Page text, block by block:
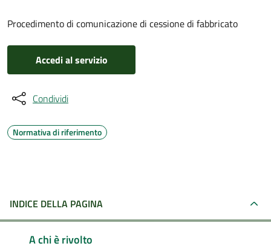
Procedimento di comunicazione di cessione di fabbricato
Accedi al servizio
Condividi
Normativa di riferimento
INDICE DELLA PAGINA
A chi è rivolto